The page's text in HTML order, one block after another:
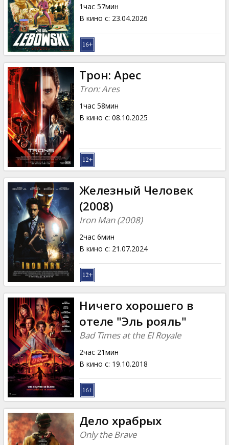
1час 57мин
В кино с: 23.04.2026
Трон: Арес
Tron: Ares
1час 58мин
В кино с: 08.10.2025
Железный Человек
(2008)
Iron Man (2008)
2час 6мин
В кино с: 21.07.2024
Ничего хорошего в
отеле "Эль рояль"
Bad Times at the El Royale
2час 21мин
В кино с: 19.10.2018
Дело храбрых
Only the Brave